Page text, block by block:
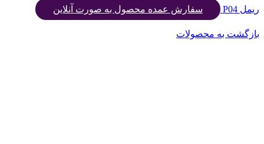
ریمل P04 سفارش عمده محصول به صورت آنلاین
بازگشت به محصولات